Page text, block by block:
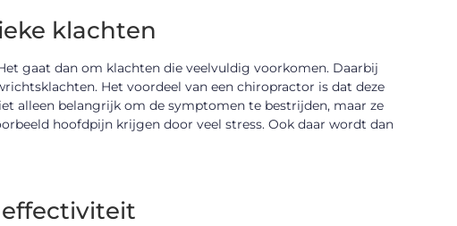
klachten
gaat dan om klachten die veelvuldig voorkomen. Daarbij
Het voordeel van een chiropractor is dat deze
alleen belangrijk om de symptomen te bestrijden, maar ze
hoofdpijn krijgen door veel stress. Ook daar wordt dan